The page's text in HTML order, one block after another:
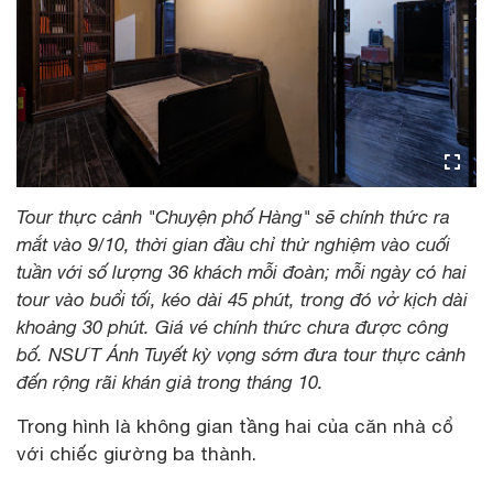
Tour thực cảnh "Chuyện phố Hàng" sẽ chính thức ra
mắt vào 9/10, thời gian đầu chỉ thử nghiệm vào cuối
tuần với số lượng 36 khách mỗi đoàn; mỗi ngày có hai
tour vào buổi tối, kéo dài 45 phút, trong đó vở kịch dài
khoảng 30 phút. Giá vé chính thức chưa được công
bố. NSƯT Ánh Tuyết kỳ vọng sớm đưa tour thực cảnh
đến rộng rãi khán giả trong tháng 10.
Trong hình là không gian tầng hai của căn nhà cổ
với chiếc giường ba thành.